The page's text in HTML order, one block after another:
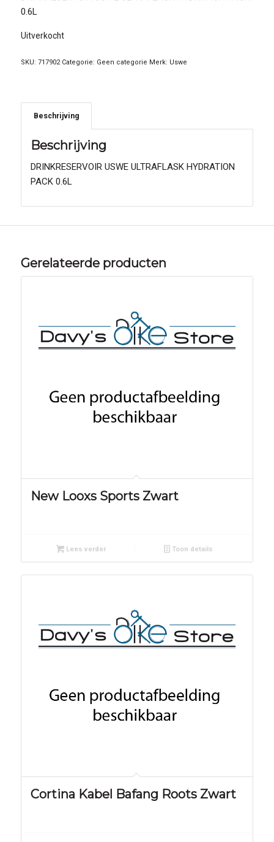
0.6L
Uitverkocht
SKU: 717902 Categorie: Geen categorie Merk: Uswe
Beschrijving
Beschrijving
DRINKRESERVOIR USWE ULTRAFLASK HYDRATION
PACK 0.6L
Gerelateerde producten
New Looxs Sports Zwart
Lees verder Toon details
Cortina Kabel Bafang Roots Zwart